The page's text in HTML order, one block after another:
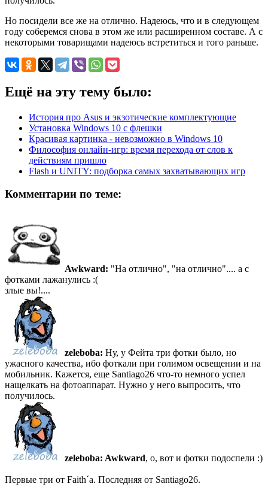
Но посидели все же на отлично. Надеюсь, что и в следующем
году соберемся снова в этом же или расширенном составе. А с
некоторыми товарищами надеюсь встретиться и того раньше.
Ещё на эту тему было:
История про Asus и экзотические комплектующие
Установка Windows 10 с флешки
Красивая картинка - невозможно в Windows 10
Философия онлайн-игр: время перехода от слов к
действиям пришло
Flash и UNITY: подборка самых захватывающих игр
Комментарии по теме:
Awkward: "На отлично", "на отлично".... а с
фотками лажанулись :(
злые вы!....
zeleboba: Ну, у Фейта три фотки было, но
ужасного качества, ибо фоткали при голимом освещении и на
мобильник. Кажется, еще Santiago26 что-то немного успел
нащелкать на фотоаппарат. Нужно у него выпросить, что
получилось.
zeleboba: Awkward, о, вот и фотки подоспели :)
Первые три от Faith´a. Последняя от Santiago26.